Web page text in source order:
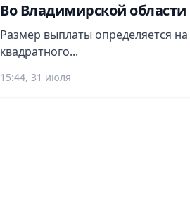
Во Владимирской
Размер выплаты определяется
квадратного...
15:44, 31 июля